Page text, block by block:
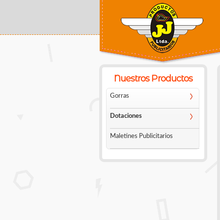
Usted está aquí
Nuestros Productos
Gorras
Dotaciones
Maletines Publicitarios